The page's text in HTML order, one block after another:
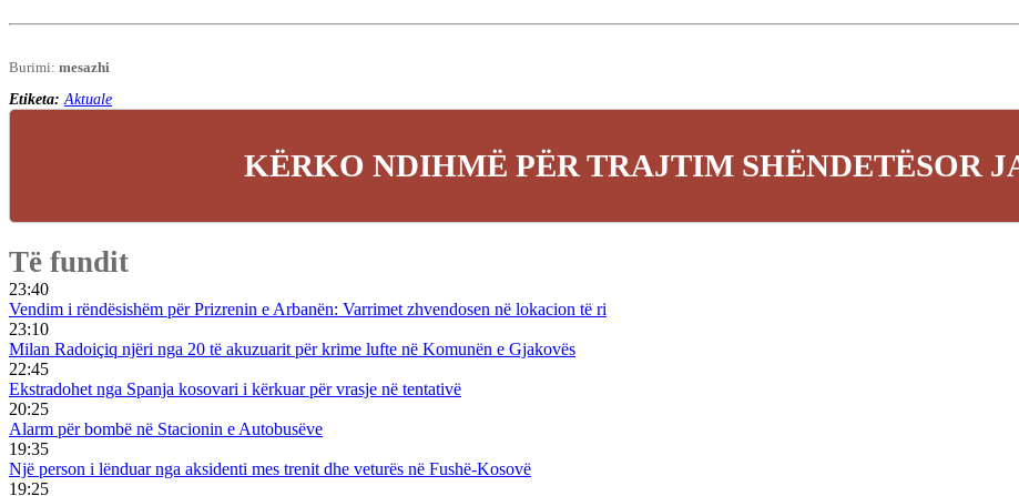
Burimi: mesazhi
Etiketa: Aktuale
KËRKO NDIHMË PËR TRAJTIM SHËNDETËSOR
Të fundit
23:40
Vendim i rëndësishëm për Prizrenin e Arbanën: Varrimet zhvendosen në lokacion të ri
23:10
Milan Radoiçiq njëri nga 20 të akuzuarit për krime lufte në Komunën e Gjakovës
22:45
Ekstradohet nga Spanja kosovari i kërkuar për vrasje në tentativë
20:25
Alarm për bombë në Stacionin e Autobusëve
19:35
Një person i lënduar nga aksidenti mes trenit dhe veturës në Fushë-Kosovë
19:25